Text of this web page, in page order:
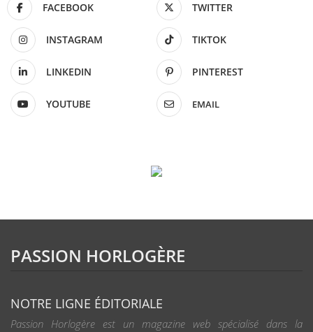
FACEBOOK TWITTER
INSTAGRAM TIKTOK
LINKEDIN PINTEREST
YOUTUBE EMAIL
PASSION HORLOGÈRE
NOTRE LIGNE ÉDITORIALE
Passion Horlogère est un magazine web spécialisé dans la